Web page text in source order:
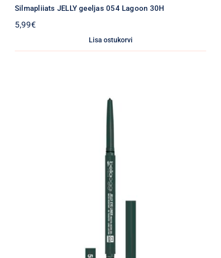
Silmapliiats JELLY geeljas 054 Lagoon 30H
5,99€
Lisa ostukorvi